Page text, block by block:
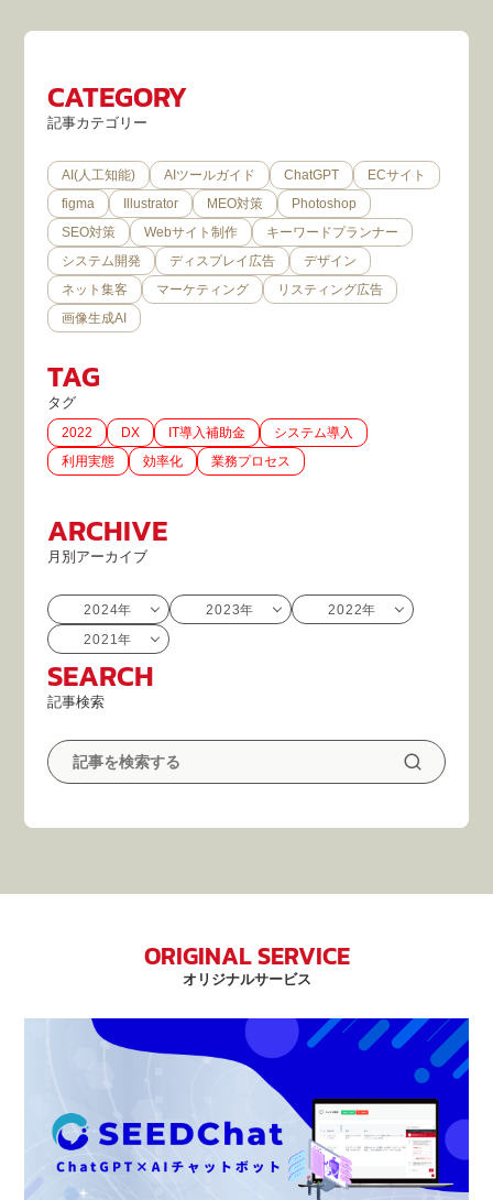
CATEGORY
記事カテゴリー
AI(人工知能) AIツールガイド ChatGPT
ECサイト
figma
Illustrator MEO対策
Photoshop
SEO対策
Webサイト制作
キーワードプランナー
システム開発
ディスプレイ広告
デザイン
ネット集客
マーケティング
リスティング広告
画像生成AI
TAG
タグ
2022 DX IT導入補助金
システム導入
利用実態
効率化 業務プロセス
ARCHIVE
月別アーカイブ
2024年 2023年
2022年
2021年
SEARCH
記事検索
ORIGINAL SERVICE
オリジナルサービス